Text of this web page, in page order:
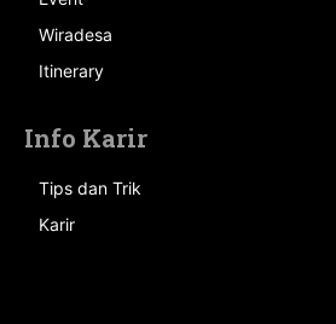
Wiradesa
Itinerary
Info Karir
Tips dan Trik
Karir